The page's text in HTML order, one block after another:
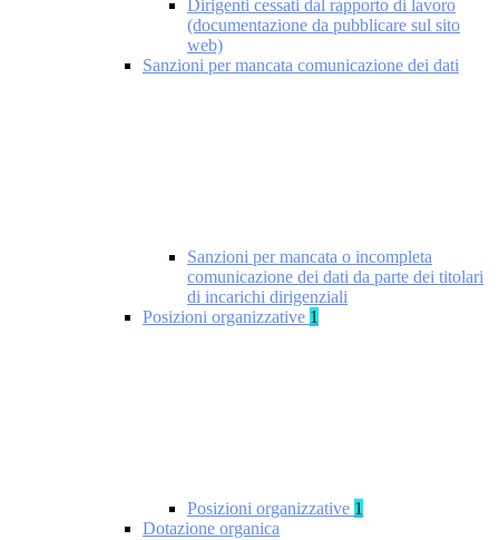
Dirigenti cessati dal rapporto di lavoro
(documentazione da pubblicare sul sito
web)
Sanzioni per mancata comunicazione dei dati
Sanzioni per mancata o incompleta
comunicazione dei dati da parte dei titolari
di incarichi dirigenziali
Posizioni organizzative 1
Posizioni organizzative 1
Dotazione organica